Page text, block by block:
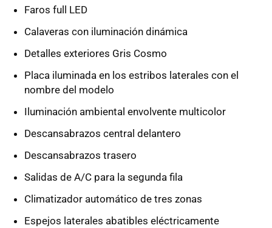
Faros full LED
Calaveras con iluminación dinámica
Detalles exteriores Gris Cosmo
Placa iluminada en los estribos laterales con el
nombre del modelo
Iluminación ambiental envolvente multicolor
Descansabrazos central delantero
Descansabrazos trasero
Salidas de A/C para la segunda fila
Climatizador automático de tres zonas
Espejos laterales abatibles eléctricamente